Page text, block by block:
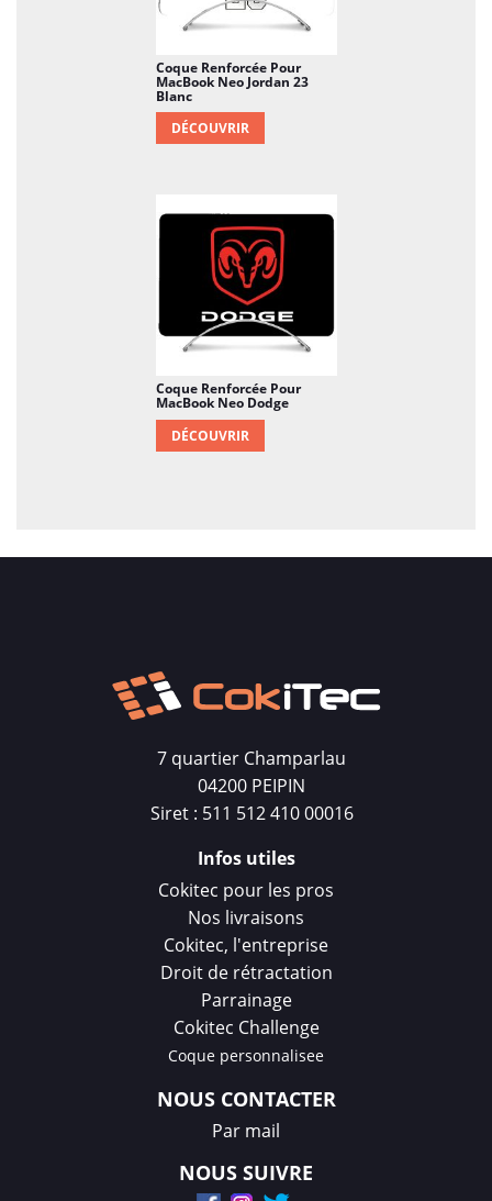
Coque Renforcée Pour
MacBook Neo Jordan 23
Blanc
DÉCOUVRIR
Coque Renforcée Pour
MacBook Neo Dodge
DÉCOUVRIR
7 quartier Champarlau
04200 PEIPIN
Siret : 511 512 410 00016
Infos utiles
Cokitec pour les pros
Nos livraisons
Cokitec, l'entreprise
Droit de rétractation
Parrainage
Cokitec Challenge
Coque personnalisee
NOUS CONTACTER
Par mail
NOUS SUIVRE